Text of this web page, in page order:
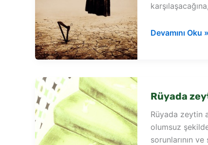
karşılaşacağına,
Rüyada
Devamını Oku »
Rüyada
Rüyada zeytin
olumsuz
sorunlarının ve